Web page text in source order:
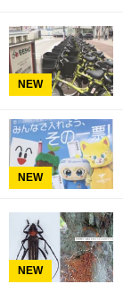
NEW
NEW
NEW